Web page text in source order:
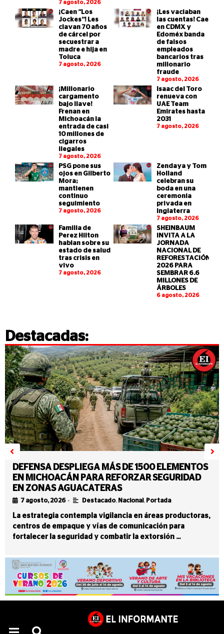
7 agosto, 2026
¡Caen “Los
Jockes”! Les
clavan 70 años
de cárcel por
secuestrar a
madre e hija en
Toluca
7 agosto, 2026
¡Les vaciaban
las cuentas! Cae
en CDMX y
Edoméx banda
de falsos
empleados
bancarios tras
millonario
fraude
7 agosto, 2026
¡Millonario
cargamento
bajo llave!
Frenan en
Michoacán la
entrada de casi
10 millones de
cigarros
ilegales
7 agosto, 2026
Isaac del Toro
renueva con
UAE Team
Emirates hasta
2031
7 agosto, 2026
PSG pone sus
ojos en Gilberto
Mora;
mantienen
continuo
seguimiento
7 agosto, 2026
Zendaya y Tom
Holland
celebran su
boda en una
ceremonia
privada en
Inglaterra
7 agosto, 2026
Familia de
Perez Hilton
hablan sobre su
estado de salud
tras crisis en
vivo
7 agosto, 2026
SHEINBAUM
INVITA A LA
JORNADA
NACIONAL DE
REFORESTACIÓN
2026 PARA
SEMBRAR 6.6
MILLONES DE
ÁRBOLES
6 agosto, 2026
Destacadas:
DEFENSA DESPLIEGA MÁS DE 1500 ELEMENTOS
EN MICHOACÁN PARA REFORZAR SEGURIDAD
EN ZONAS AGUACATERAS
7 agosto, 2026 • Destacado, Nacional , Portada
La estrategia contempla vigilancia en áreas productoras,
centros de empaque y vías de comunicación para
fortalecer la seguridad y combatir la extorsión …